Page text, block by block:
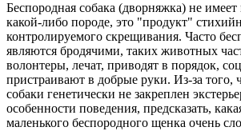
Беспородная собака (дворняжка) не
какой-либо породе, это "продукт"
контролируемого скрещивания. Часто
являются бродячими, таких животных
волонтеры, лечат, приводят в порядок,
пристраивают в добрые руки. Из-за того,
собаки генетически не закреплен
особенности поведения, предсказать,
маленького беспородного щенка очень